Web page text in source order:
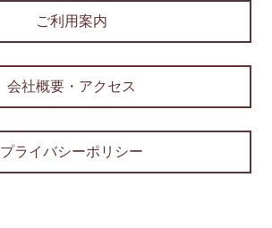
ご利用案内
会社概要・アクセス
プライバシーポリシー